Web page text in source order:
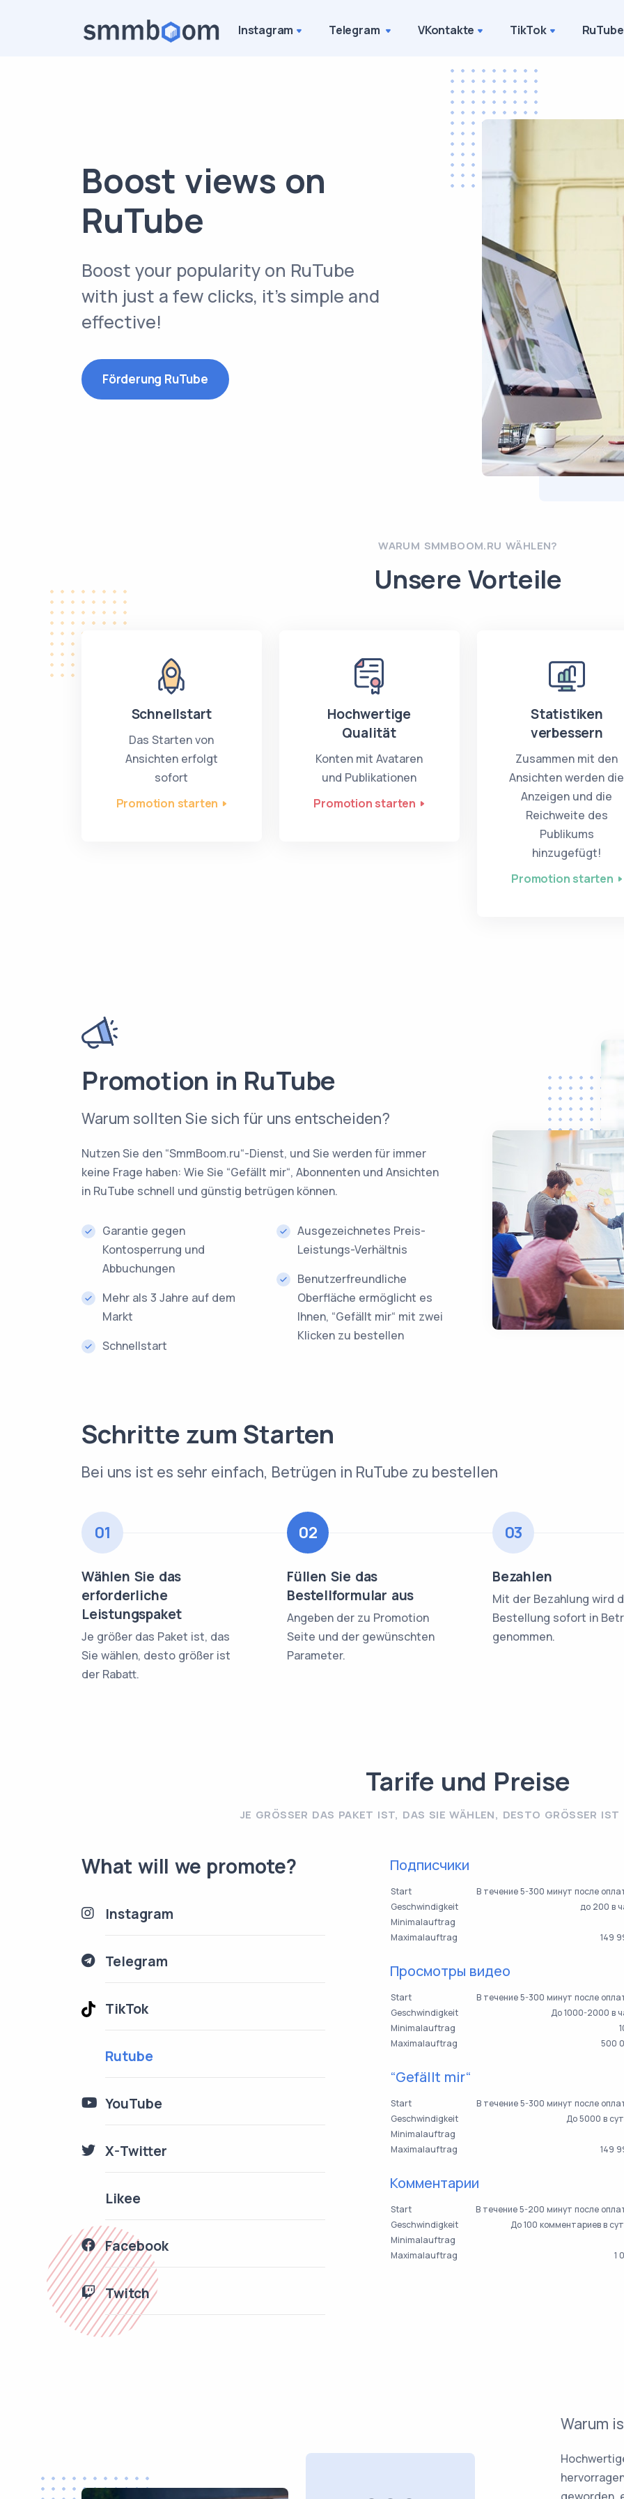
Instagram Telegram VKontakte TikTok RuTube
Boost views on
RuTube
Boost your popularity on RuTube
with just a few clicks, it’s simple and
effective!
Förderung RuTube
WARUM SMMBOOM.RU WÄHLEN?
Unsere Vorteile
Schnellstart
Das Starten von
Ansichten erfolgt
sofort
Promotion starten
Hochwertige
Qualität
Konten mit Avataren
und Publikationen
Promotion starten
Statistiken
verbessern
Zusammen mit den
Ansichten werden die
Anzeigen und die
Reichweite des
Publikums
hinzugefügt!
Promotion starten
Promotion in RuTube
Warum sollten Sie sich für uns entscheiden?
Nutzen Sie den “SmmBoom.ru“-Dienst, und Sie werden für immer
keine Frage haben: Wie Sie “Gefällt mir“, Abonnenten und Ansichten
in RuTube schnell und günstig betrügen können.
Garantie gegen
Kontosperrung und
Abbuchungen
Mehr als 3 Jahre auf dem
Markt
Schnellstart
Ausgezeichnetes Preis-
Leistungs-Verhältnis
Benutzerfreundliche
Oberfläche ermöglicht es
Ihnen, “Gefällt mir“ mit zwei
Klicken zu bestellen
Schritte zum Starten
Bei uns ist es sehr einfach, Betrügen in RuTube zu bestellen
01
Wählen Sie das
erforderliche
Leistungspaket
Je größer das Paket ist, das
Sie wählen, desto größer ist
der Rabatt.
02
Füllen Sie das
Bestellformular aus
Angeben der zu Promotion
Seite und der gewünschten
Parameter.
03
Bezahlen
Mit der Bezahlung wird
Bestellung sofort in
genommen.
Tarife und Preise
JE GRÖSSER DAS PAKET IST, DAS SIE WÄHLEN, DESTO GRÖSSER IST
What will we promote?
Instagram
Telegram
TikTok
Rutube
YouTube
X-Twitter
Likee
Facebook
Twitch
Подписчики
Start
В течение 5-300 минут после
Geschwindigkeit
до 200 в
Minimalauftrag
Maximalauftrag
149
Просмотры видео
Start
В течение 5-300 минут после
Geschwindigkeit
До 1000-2000 в
Minimalauftrag
Maximalauftrag
500
“Gefällt mir“
Start
В течение 5-300 минут после
Geschwindigkeit
До 5000 в
Minimalauftrag
Maximalauftrag
149
Комментарии
Start
В течение 5-200 минут после
Geschwindigkeit
До 100 комментариев в
Minimalauftrag
Maximalauftrag
1
Warum